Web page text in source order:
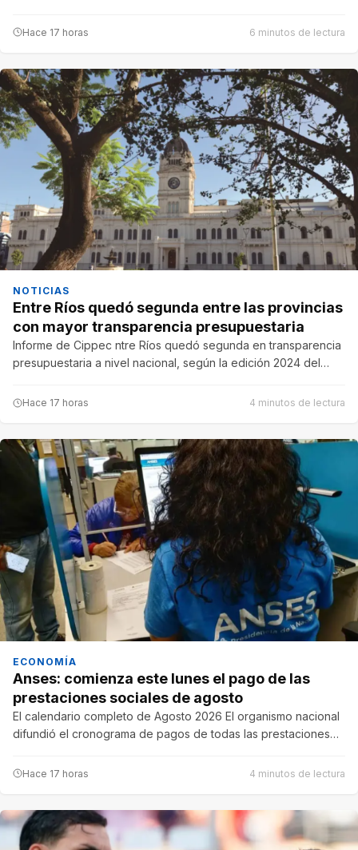
Hace 17 horas 6 minutos de lectura
NOTICIAS
Entre Ríos quedó segunda entre las provincias
con mayor transparencia presupuestaria
Informe de Cippec ntre Ríos quedó segunda en transparencia
presupuestaria a nivel nacional, según la edición 2024 del…
Hace 17 horas 4 minutos de lectura
ECONOMÍA
Anses: comienza este lunes el pago de las
prestaciones sociales de agosto
El calendario completo de Agosto 2026 El organismo nacional
difundió el cronograma de pagos de todas las prestaciones…
Hace 17 horas 4 minutos de lectura